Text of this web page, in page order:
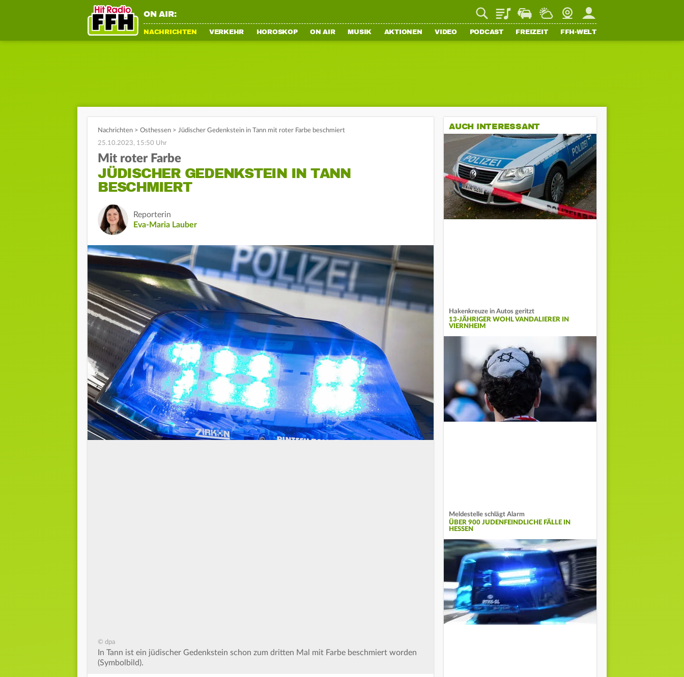
ON AIR: PlaylistStaupilotWetterWebcamMein FFH
NACHRICHTEN VERKEHR HOROSKOP ON AIR MUSIK AKTIONEN VIDEO PODCAST FREIZEIT FFH-WELT
Nachrichten > Osthessen > Jüdischer Gedenkstein in Tann mit roter Farbe beschmiert
25.10.2023, 15:50 Uhr
Mit roter Farbe
JÜDISCHER GEDENKSTEIN IN TANN
BESCHMIERT
Reporterin
Eva-Maria Lauber
© dpa
In Tann ist ein jüdischer Gedenkstein schon zum dritten Mal mit Farbe beschmiert worden
(Symbolbild).
AUCH INTERESSANT
Hakenkreuze in Autos geritzt
13-JÄHRIGER WOHL VANDALIERER IN
VIERNHEIM
Meldestelle schlägt Alarm
ÜBER 900 JUDENFEINDLICHE FÄLLE IN
HESSEN